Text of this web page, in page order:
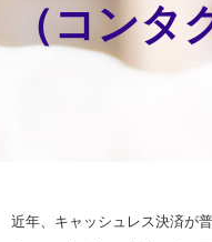
（コン
近年、キャッシュレス決済が